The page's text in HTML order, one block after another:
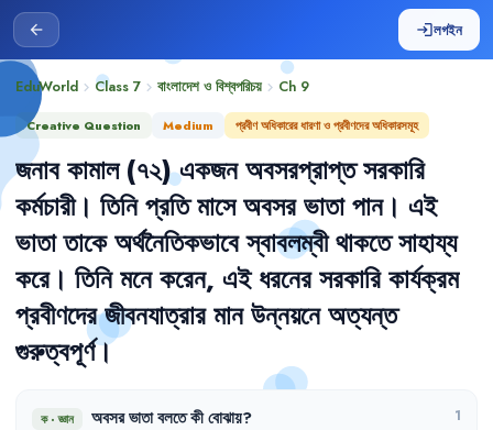
arrow_back loginলগইন
EduWorld chevron_right Class 7 chevron_right বাংলাদেশ ও বিশ্বপরিচয় chevron_right Ch 9
Creative Question Medium প্রবীণ অধিকারের ধারণা ও প্রবীণদের অধিকারসমূহ
জনাব কামাল (৭২) একজন অবসরপ্রাপ্ত সরকারি
কর্মচারী। তিনি প্রতি মাসে অবসর ভাতা পান। এই
ভাতা তাকে অর্থনৈতিকভাবে স্বাবলম্বী থাকতে সাহায্য
করে। তিনি মনে করেন, এই ধরনের সরকারি কার্যক্রম
প্রবীণদের জীবনযাত্রার মান উন্নয়নে অত্যন্ত
গুরুত্বপূর্ণ।
ক·জ্ঞান অবসরভাতাবলতেকীবোঝায়? 1